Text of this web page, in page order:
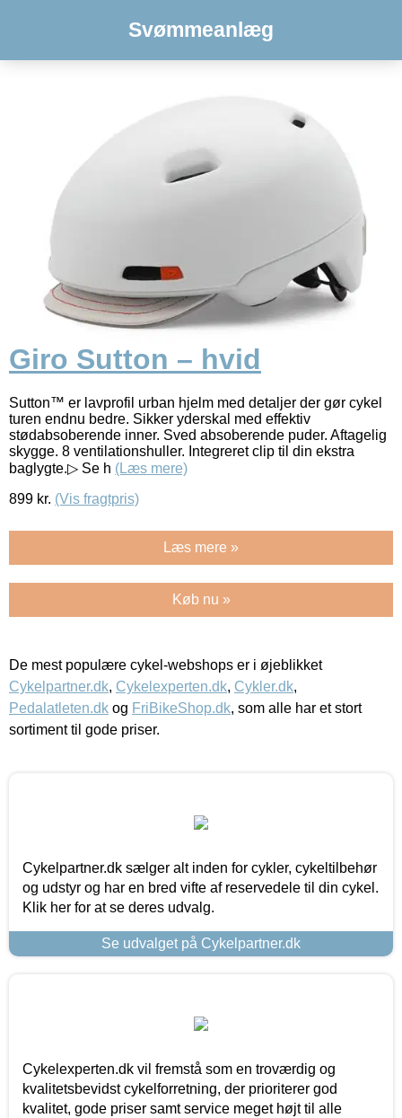
Svømmeanlæg
Giro Sutton – hvid
Sutton™ er lavprofil urban hjelm med detaljer der gør cykel
turen endnu bedre. Sikker yderskal med effektiv
stødabsoberende inner. Sved absoberende puder. Aftagelig
skygge. 8 ventilationshuller. Integreret clip til din ekstra
baglygte.▷ Se h (Læs mere)
899 kr. (Vis fragtpris)
Læs mere »
Køb nu »
De mest populære cykel-webshops er i øjeblikket
Cykelpartner.dk, Cykelexperten.dk, Cykler.dk,
Pedalatleten.dk og FriBikeShop.dk, som alle har et stort
sortiment til gode priser.
Cykelpartner.dk sælger alt inden for cykler, cykeltilbehør
og udstyr og har en bred vifte af reservedele til din cykel.
Klik her for at se deres udvalg.
Se udvalget på Cykelpartner.dk
Cykelexperten.dk vil fremstå som en troværdig og
kvalitetsbevidst cykelforretning, der prioriterer god
kvalitet, gode priser samt service meget højt til alle